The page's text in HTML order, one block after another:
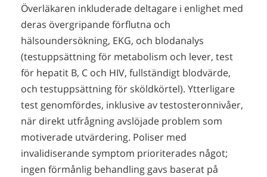
Överläkaren inkluderade deltagare i enlighet med
deras övergripande förflutna och
hälsoundersökning, EKG, och blodanalys
(testuppsättning för metabolism och lever, test
för hepatit B, C och HIV, fullständigt blodvärde,
och testuppsättning för sköldkörtel). Ytterligare
test genomfördes, inklusive av testosteronnivåer,
när direkt utfrågning avslöjade problem som
motiverade utvärdering. Poliser med
invalidiserande symptom prioriterades något;
ingen förmånlig behandling gavs baserat på